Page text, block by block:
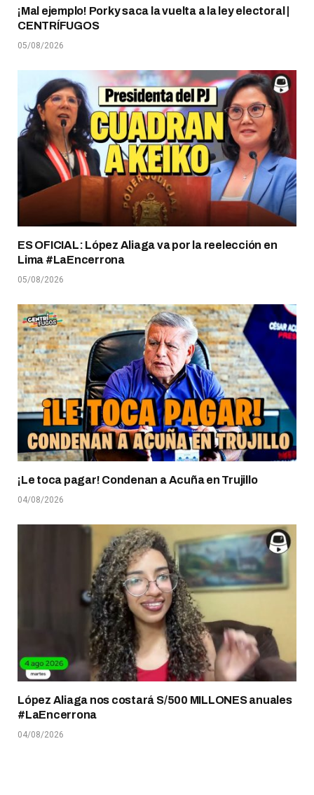
¡Mal ejemplo! Porky saca la vuelta a la ley electoral |
CENTRÍFUGOS
05/08/2026
ES OFICIAL: López Aliaga va por la reelección en
Lima #LaEncerrona
05/08/2026
¡Le toca pagar! Condenan a Acuña en Trujillo
04/08/2026
López Aliaga nos costará S/500 MILLONES anuales
#LaEncerrona
04/08/2026